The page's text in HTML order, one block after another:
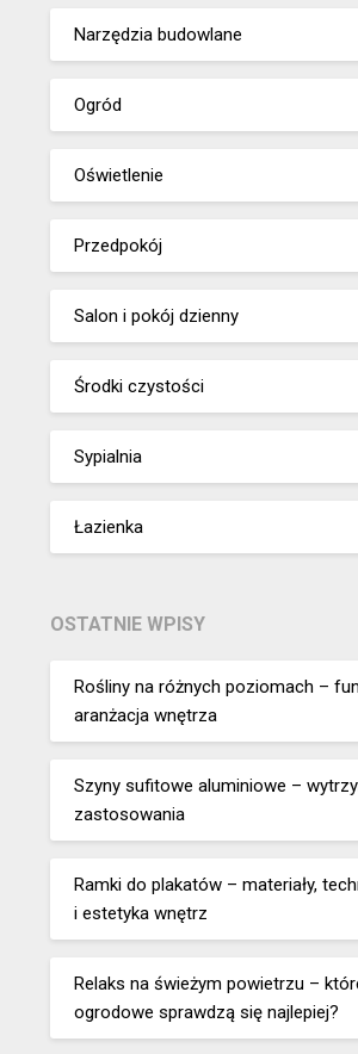
Narzędzia budowlane
Ogród
Oświetlenie
Przedpokój
Salon i pokój dzienny
Środki czystości
Sypialnia
Łazienka
OSTATNIE WPISY
Rośliny na różnych poziomach –
aranżacja wnętrza
Szyny sufitowe aluminiowe –
zastosowania
Ramki do plakatów – materiały,
i estetyka wnętrz
Relaks na świeżym powietrzu –
ogrodowe sprawdzą się najlepiej?